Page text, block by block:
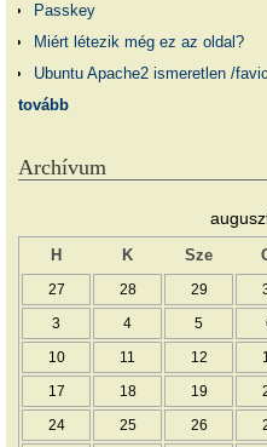
Passkey
Miért létezik még ez az oldal?
Ubuntu Apache2 ismeretlen /
tovább
Archívum
H K Sze
27 28 29
3 4 5
10 11 12
17 18 19
24 25 26